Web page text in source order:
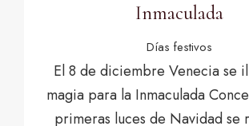
Inmaculada
Días festivos
El 8 de diciembre Venecia se
magia para la Inmaculada
primeras luces de Navidad se